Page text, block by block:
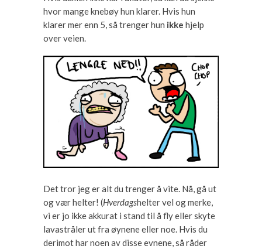
hvor mange knebøy hun klarer. Hvis hun
klarer mer enn 5, så trenger hun ikke hjelp
over veien.
Det tror jeg er alt du trenger å vite. Nå, gå ut
og vær helter! (Hverdagshelter vel og merke,
vi er jo ikke akkurat i stand til å fly eller skyte
lavastråler ut fra øynene eller noe. Hvis du
derimot har noen av disse evnene, så råder